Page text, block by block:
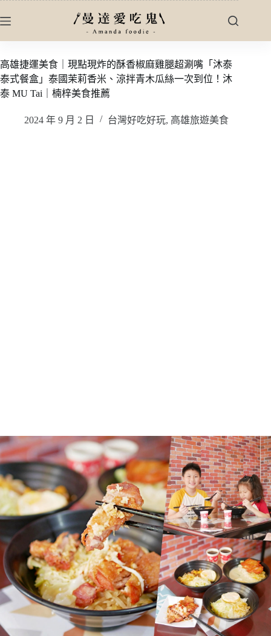
至
內
容
高雄捷運美食｜現點現炸的酥香椒麻雞腿超涮嘴「沐泰
泰式餐盒」泰國茉莉香米、涼拌青木瓜絲一次到位！沐
泰 MU Tai｜楠梓美食推薦
2024 年 9 月 2 日 台灣好吃好玩, 高雄旅遊美食